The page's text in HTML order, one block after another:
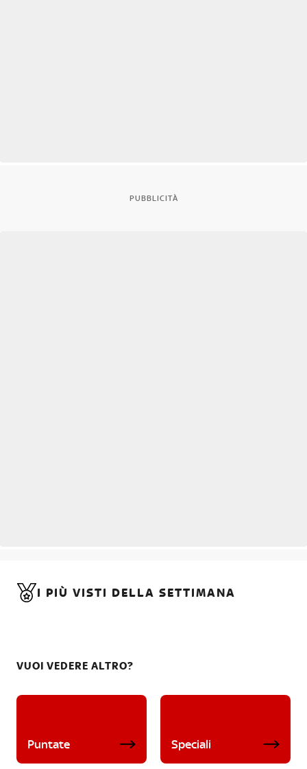
PUBBLICITÀ
I PIÙ VISTI DELLA SETTIMANA
VUOI VEDERE ALTRO?
Puntate Speciali